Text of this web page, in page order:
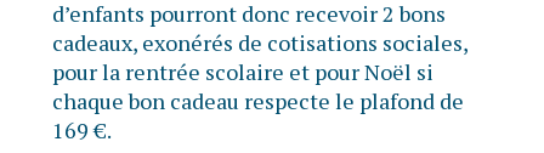
d’enfants pourront donc recevoir 2 bons
cadeaux, exonérés de cotisations sociales,
pour la rentrée scolaire et pour Noël si
chaque bon cadeau respecte le plafond de
169 €.